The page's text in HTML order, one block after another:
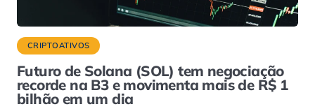
CRIPTOATIVOS
Futuro de Solana (SOL) tem negociação
recorde na B3 e movimenta mais de R$ 1
bilhão em um dia